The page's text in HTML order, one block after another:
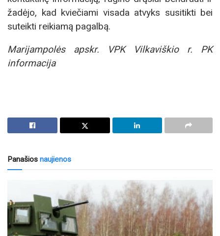
žadėjo, kad kviečiami visada atvyks susitikti bei
suteikti reikiamą pagalbą.
Marijampolės apskr. VPK Vilkaviškio r. PK
informacija
Panašios naujienos